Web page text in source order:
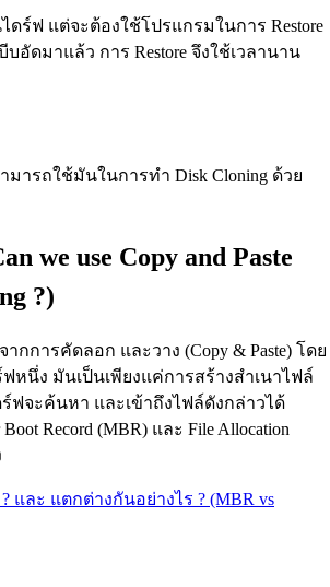
ดร์ฟ แต่จะต้องใช้โปรแกรมในการ Restore
อัดมาแล้ว การ Restore จึงใช้เวลานาน
มารถใช้มันในการทำ Disk Cloning ด้วย
we use Copy and Paste
?)
กการคัดลอก และวาง (Copy & Paste) โดย
ฟหนึ่ง มันเป็นเพียงแค่การสร้างสำเนาไฟล์
ฟจะค้นหา และเข้าถึงไฟล์ดังกล่าวได้
Record (MBR) และ File Allocation
และ แตกต่างกันอย่างไร ? (MBR vs